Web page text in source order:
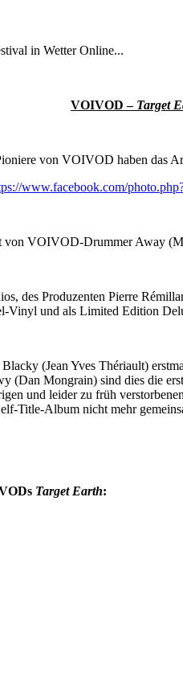
in Wetter Online...
VOIVOD – Target
von VOIVOD haben das
www.facebook.com/
VOIVOD-Drummer Away
des Produzenten Pierre
und als Limited Edition
(Jean Yves Thériault)
(Dan Mongrain) sind dies die
und leider zu früh
Title-Album nicht mehr
Target Earth: